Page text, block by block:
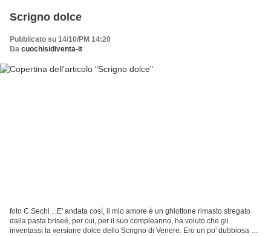
Scrigno dolce
Pubblicato su 14/10/PM 14:20
Da cuochisidiventa-it
foto C.Sechi ...E' andata così, il mio amore è un ghiottone rimasto stregato
dalla pasta briseé, per cui, per il suo compleanno, ha voluto che gli
inventassi la versione dolce dello Scrigno di Venere. Ero un po' dubbiosa e